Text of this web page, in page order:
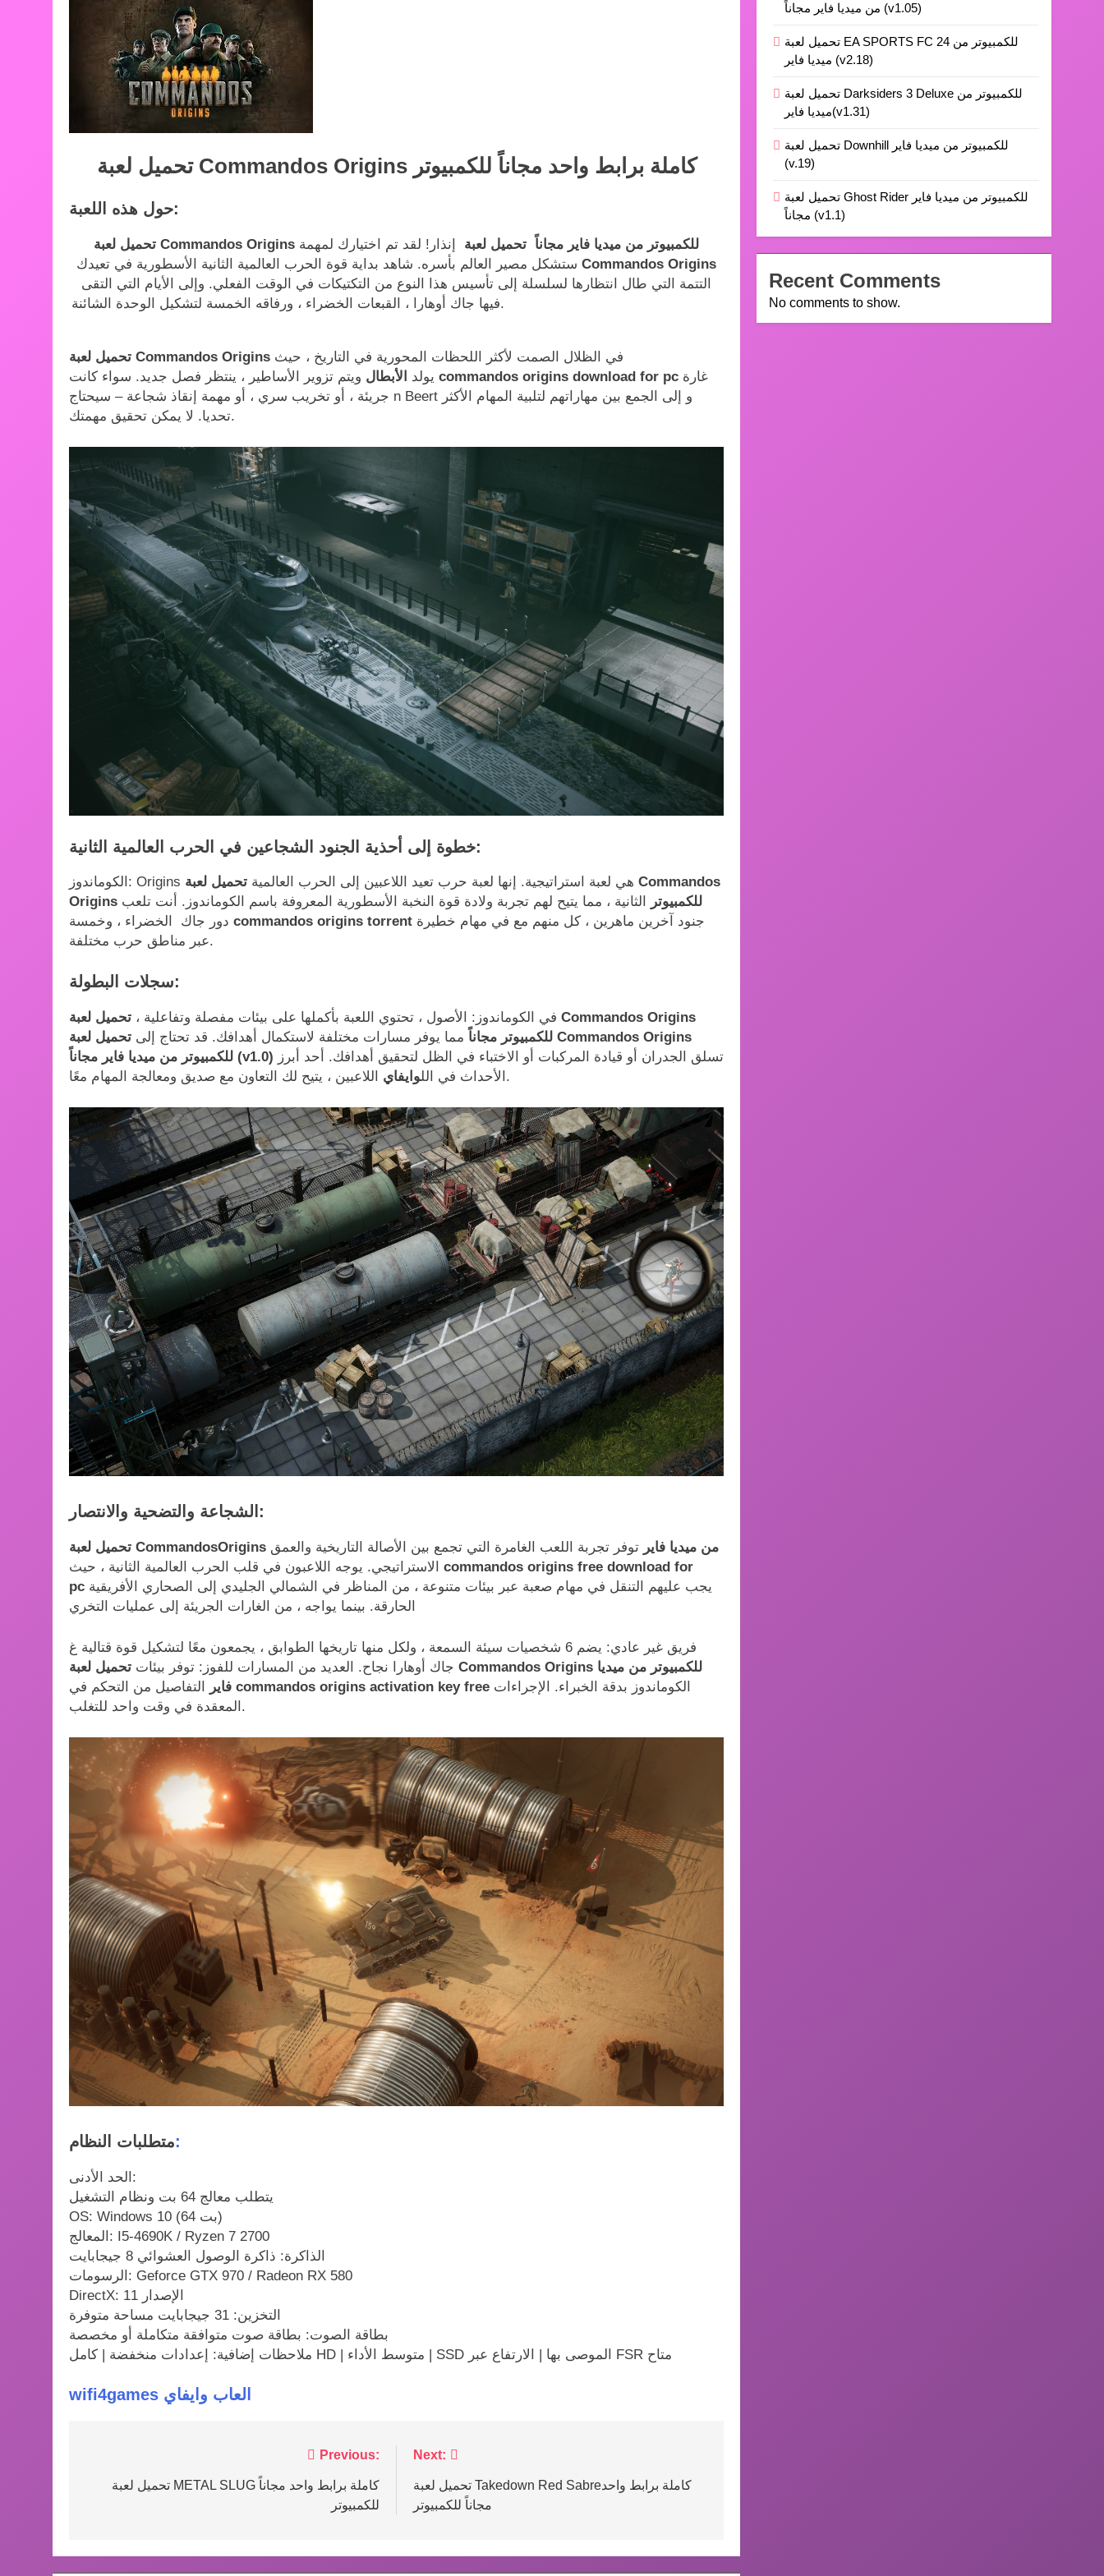
تحميل لعبة Commandos Origins كاملة برابط واحد مجاناً للكمبيوتر
حول هذه اللعبة:
تحميل لعبة Commandos Origins للكمبيوتر من ميديا فاير مجاناً تحميل لعبة
إنذار! لقد تم اختيارك لمهمة
ستشكل مصير العالم بأسره. شاهد بداية قوة الحرب العالمية الثانية الأسطورية في تعيدكCommandos Origins
التتمة التي طال انتظارها لسلسلة إلى تأسيس هذا النوع من التكتيكات في الوقت الفعلي. وإلى الأيام التي التقى
فيها جاك أوهارا ، القبعات الخضراء ، ورفاقه الخمسة لتشكيل الوحدة الشائنة.
تحميل لعبة Commandos Origins في الظلال الصمت لأكثر اللحظات المحورية في التاريخ ، حيث
يولد
الأبطال commandos origins download for pc
جريئة ، أو تخريب سري ، أو مهمة إنقاذ شجاعة – سيحتاج n Beert و إلى الجمع بين مهاراتهم لتلبية المهام الأكثر
تحديا. لا يمكن تحقيق مهمتك.
خطوة إلى أحذية الجنود الشجاعين في الحرب العالمية الثانية:
الكوماندوز: Origins هي لعبة استراتيجية. إنها لعبة حرب تعيد اللاعبين إلى الحرب العالمية تحميل لعبة Commandos
Origins للكمبيوتر
الثانية ، مما يتيح لهم تجربة ولادة قوة النخبة الأسطورية المعروفة باسم الكوماندوز. أنت تلعب
commandos origins torrent
عبر مناطق حرب مختلفة.
سجلات البطولة:
في الكوماندوز: الأصول ، تحتوي اللعبة بأكملها على بيئات مفصلة وتفاعلية ، تحميل لعبة Commandos Origins
للكمبيوتر مجاناً مما يوفر مسارات مختلفة لاستكمال أهدافك. قد تحتاج إلى تحميل لعبة Commandos Origins
للكمبيوتر من ميديا فاير مجاناً (v1.0)
الأحداث في اللوايفاي اللاعبين ، يتيح لك التعاون مع صديق ومعالجة المهام معًا.
الشجاعة والتضحية والانتصار:
تحميل لعبة CommandosOrigins من ميديا فاير توفر تجربة اللعب الغامرة التي تجمع بين الأصالة التاريخية والعمق
commandos origins free download for
pc
الحارقة. بينما يواجه ، من الغارات الجريئة إلى عمليات التخري
فريق غير عادي: يضم 6 شخصيات سيئة السمعة ، ولكل منها تاريخها الطوابق ، يجمعون معًا لتشكيل قوة قتالية غ
جاك أوهارا نجاح. العديد من المسارات للفوز: توفر بيئات تحميل لعبة Commandos Origins للكمبيوتر من ميديا
فاير commandos origins activation key free
المعقدة في وقت واحد للتغلب.
متطلبات النظام:
الحد الأدنى:
يتطلب معالج 64 بت ونظام التشغيل
OS: Windows 10 (64 بت)
المعالج: I5-4690K / Ryzen 7 2700
الذاكرة: ذاكرة الوصول العشوائي 8 جيجابايت
الرسومات: Geforce GTX 970 / Radeon RX 580
DirectX: الإصدار 11
التخزين: 31 جيجابايت مساحة متوفرة
بطاقة الصوت: بطاقة صوت متوافقة متكاملة أو مخصصة
ملاحظات إضافية: إعدادات منخفضة | كامل HD | متوسط ​​الأداء | SSD الموصى بها | الارتفاع عبر FSR متاح
wifi4games العاب وايفاي
navigation
Previous:
تحميل لعبة METAL SLUG كاملة برابط واحد مجاناً
للكمبيوتر
Next:
تحميل لعبة Takedown Red Sabreكاملة برابط واحد
مجاناً للكمبيوتر
من ميديا فاير مجاناً (v1.05)
تحميل لعبة EA SPORTS FC 24 للكمبيوتر من
ميديا فاير (v2.18)
تحميل لعبة Darksiders 3 Deluxe للكمبيوتر من
ميديا فاير(v1.31)
تحميل لعبة Downhill للكمبيوتر من ميديا فاير
(v.19)
تحميل لعبة Ghost Rider للكمبيوتر من ميديا فاير
مجاناً (v1.1)
Recent Comments
No comments to show.